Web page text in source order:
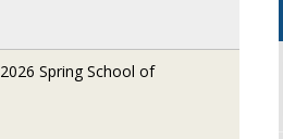
Spring School of